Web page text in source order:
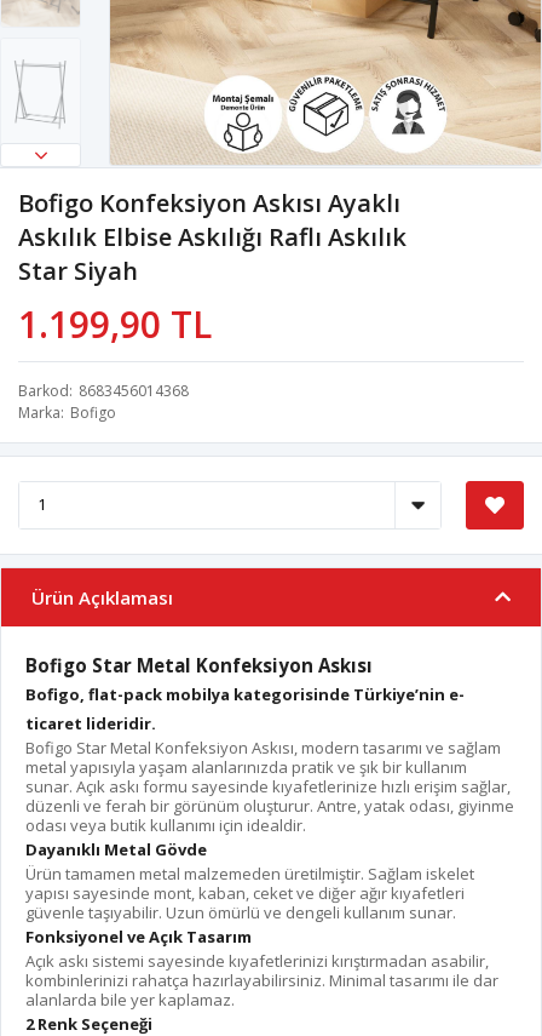
Bofigo Konfeksiyon Askısı Ayaklı
Askılık Elbise Askılığı Raflı Askılık
Star Siyah
1.199,90 TL
Barkod 8683456014368
Marka Bofigo
Ürün Açıklaması
Bofigo Star Metal Konfeksiyon Askısı
Bofigo, flat-pack mobilya kategorisinde Türkiye’nin e-
ticaret lideridir.
Bofigo Star Metal Konfeksiyon Askısı, modern tasarımı ve sağlam
metal yapısıyla yaşam alanlarınızda pratik ve şık bir kullanım
sunar. Açık askı formu sayesinde kıyafetlerinize hızlı erişim sağlar,
düzenli ve ferah bir görünüm oluşturur. Antre, yatak odası, giyinme
odası veya butik kullanımı için idealdir.
Dayanıklı Metal Gövde
Ürün tamamen metal malzemeden üretilmiştir. Sağlam iskelet
yapısı sayesinde mont, kaban, ceket ve diğer ağır kıyafetleri
güvenle taşıyabilir. Uzun ömürlü ve dengeli kullanım sunar.
Fonksiyonel ve Açık Tasarım
Açık askı sistemi sayesinde kıyafetlerinizi kırıştırmadan asabilir,
kombinlerinizi rahatça hazırlayabilirsiniz. Minimal tasarımı ile dar
alanlarda bile yer kaplamaz.
2 Renk Seçeneği